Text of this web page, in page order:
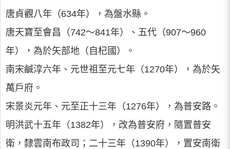
唐貞觀八年（634年），為盤水縣。
唐天寶至會昌（742～841年）、五代（907～960
年），為於矢部地（自杞國）。
南宋鹹淳六年、元世祖至元七年（1270年），為於矢
萬戶府。
宋景炎元年、元至正十三年（1276年），為普安路。
明洪武十五年（1382年），改為普安府，隨置普安
衛，隸雲南布政司；二十三年（1390年），置安南衛